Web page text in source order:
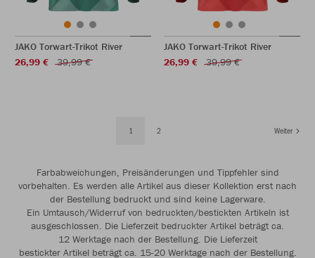
JAKO Torwart-Trikot River
26,99 €
39,99 €
JAKO Torwart-Trikot River
26,99 €
39,99 €
1 2 Weiter
Farbabweichungen, Preisänderungen und Tippfehler sind
vorbehalten. Es werden alle Artikel aus dieser Kollektion erst nach
der Bestellung bedruckt und sind keine Lagerware.
Ein Umtausch/Widerruf von bedruckten/bestickten Artikeln ist
ausgeschlossen. Die Lieferzeit bedruckter Artikel beträgt ca.
12 Werktage nach der Bestellung. Die Lieferzeit
bestickter Artikel beträgt ca. 15-20 Werktage nach der Bestellung.